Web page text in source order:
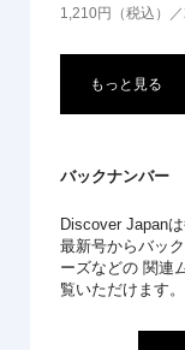
1,210円（税込）
もっと見る
バックナンバー
Discover Japan
最新号からバッ
ーズなどの 関連
覧いただけます。